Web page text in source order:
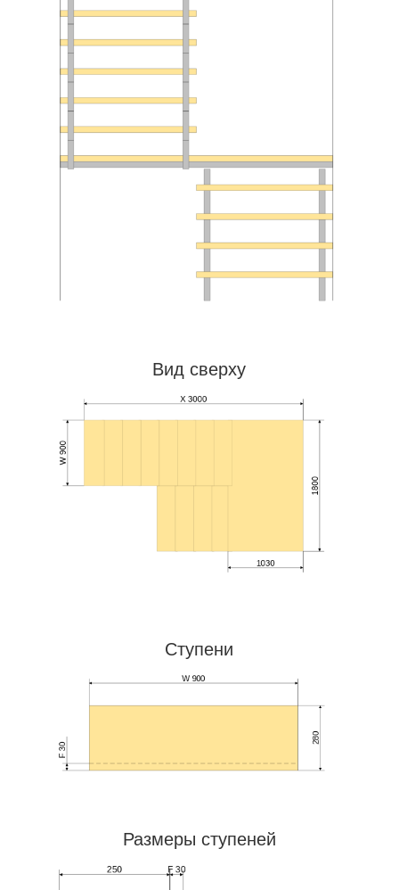
Вид сверху
Ступени
Размеры ступеней